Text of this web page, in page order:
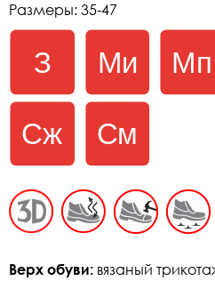
Размеры: 35-47
Верх обуви: вязаный